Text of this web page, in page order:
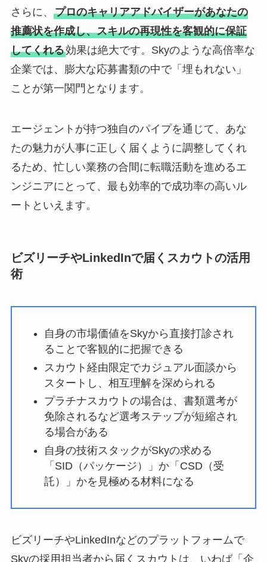
さらに、 プロのキャリアアドバイザーがあなたの
推薦状を作成し、スキルの再現性を客観的に保証
してくれる効果は絶大です。Skyのような高倍率な
企業では、膨大な応募書類の中で「埋もれない」
ことが第一関門となります。
エージェントが持つ独自のパイプを通じて、あな
たの魅力が人事に正しく届くように調整してくれ
るため、忙しい業務の合間に転職活動を進めるエ
ンジニアにとって、最も効率的で成功率の高いル
ートといえます。
ビズリーチやLinkedInで届くスカウトの活用
術
自身の市場価値をSkyから直接打診され
ることで客観的に把握できる
スカウト経由限定でカジュアル面談から
スタートし、相互理解を深められる
プラチナスカウトの場合は、書類選考が
免除されるなど選考ステップが短縮され
る場合がある
自身の技術スタックがSkyの求める
「SID（パッケージ）」か「CSD（受
託）」かを見極める材料になる
ビズリーチやLinkedInなどのプラットフォームで
Skyの採用担当者から届くスカウトは、いわば「企